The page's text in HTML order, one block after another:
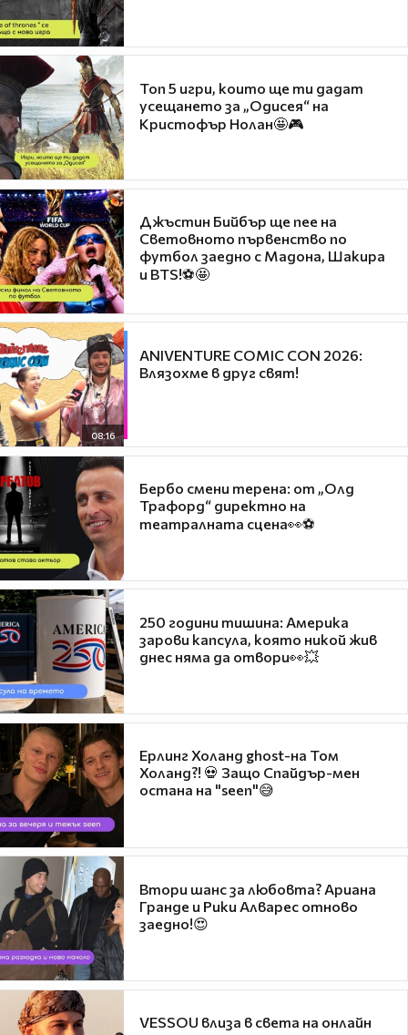
Топ 5 игри, които ще ти дадат
усещането за „Одисея“ на
Кристофър Нолан🤩🎮
Джъстин Бийбър ще пее на
Световното първенство по
футбол заедно с Мадона, Шакира
и BTS!⚽🤩
08:16
ANIVENTURE COMIC CON 2026:
Влязохме в друг свят!
Бербо смени терена: от „Олд
Трафорд“ директно на
театралната сцена👀⚽
250 години тишина: Америка
зарови капсула, която никой жив
днес няма да отвори👀💥
Ерлинг Холанд ghost-на Том
Холанд?! 💀 Защо Спайдър-мен
остана на "seen"😅
Втори шанс за любовта? Ариана
Гранде и Рики Алварес отново
заедно!😍
VESSOU влиза в света на онлайн